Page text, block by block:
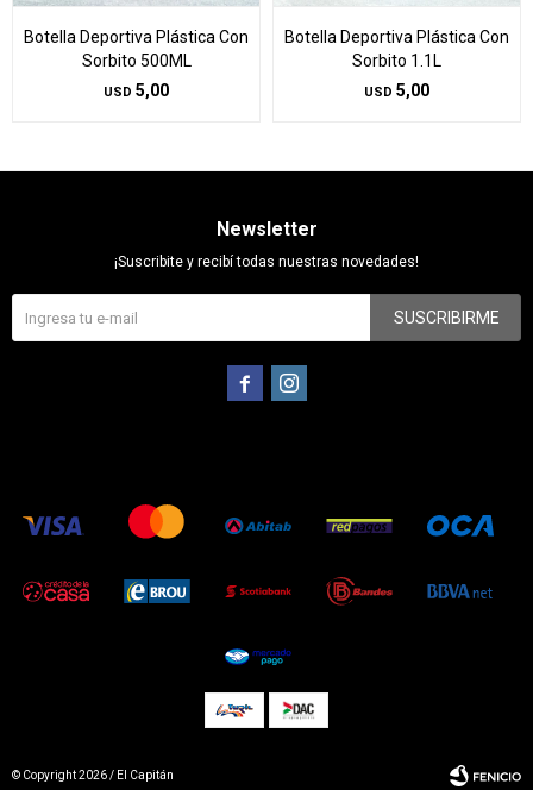
Botella Deportiva Plástica Con
Sorbito 500ML
USD 5,00
Botella Deportiva Plástica Con
Sorbito 1.1L
USD 5,00
Newsletter
¡Suscribite y recibí todas nuestras novedades!
SUSCRIBIRME
 
© Copyright 2026 / El Capitán